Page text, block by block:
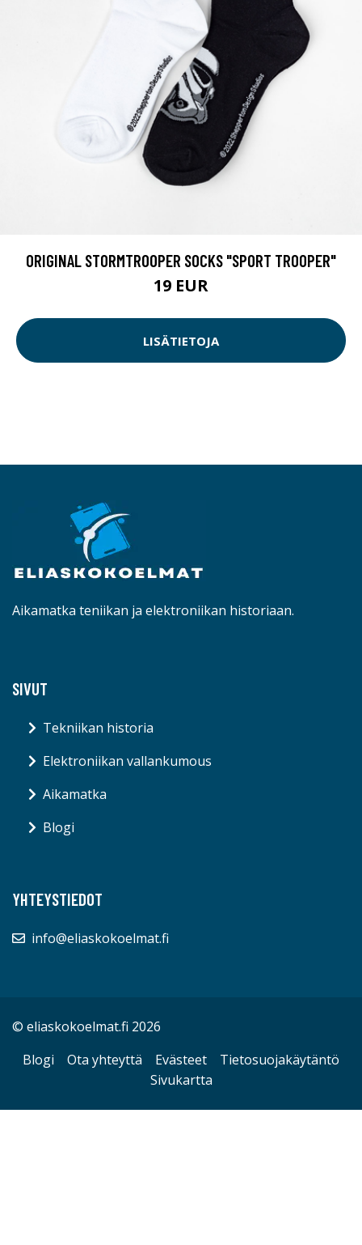
ORIGINAL STORMTROOPER SOCKS "SPORT TROOPER"
19 EUR
LISÄTIETOJA
Aikamatka teniikan ja elektroniikan historiaan.
SIVUT
Tekniikan historia
Elektroniikan vallankumous
Aikamatka
Blogi
YHTEYSTIEDOT
info@eliaskokoelmat.fi
© eliaskokoelmat.fi 2026
Blogi
Ota yhteyttä Evästeet
Tietosuojakäytäntö
Sivukartta